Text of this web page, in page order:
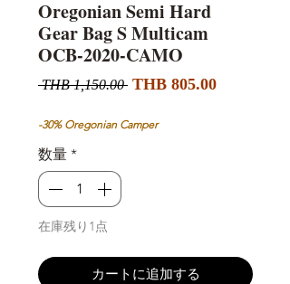
Oregonian Semi Hard
Gear Bag S Multicam
OCB-2020-CAMO
THB 1,150.00 通
価
THB 805.00セ
-30% Oregonian Camper
数量 *
在庫残り1点
カートに追加する